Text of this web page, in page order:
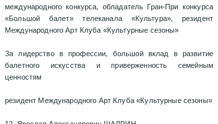
международного конкурса, обладатель Гран-При конкурса
«Большой балет» телеканала «Культура», резидент
Международного Арт Клуба «Культурные сезоны»
За лидерство в профессии, большой вклад в развитие
балетного искусства и приверженность семейным
ценностям
резидент Международного Арт Клуба «Культурные сезоны»